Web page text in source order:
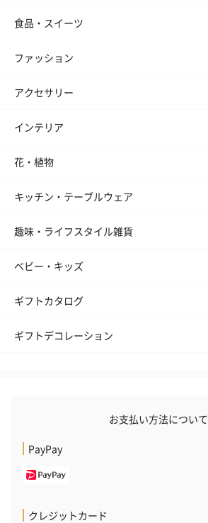
食品・スイーツ
ファッション
アクセサリー
インテリア
花・植物
キッチン・テーブルウェア
趣味・ライフスタイル雑貨
ベビー・キッズ
ギフトカタログ
ギフトデコレーション
お支払い方法について
PayPay
クレジットカード